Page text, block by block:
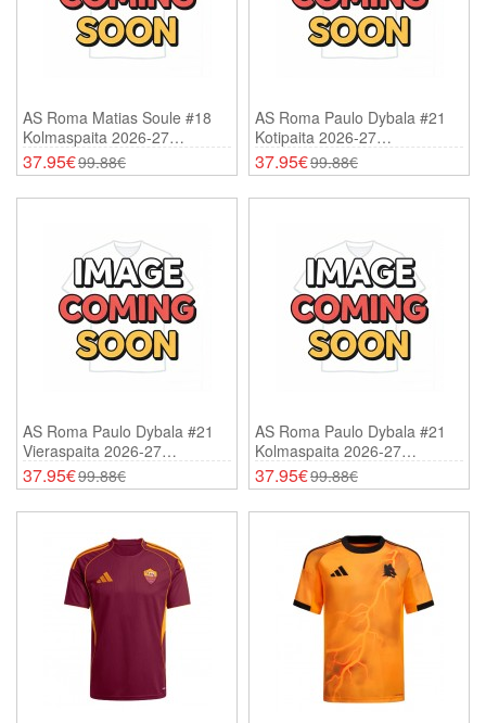
AS Roma Matias Soule #18
Kolmaspaita 2026-27
Lyhythihainen
37.95€99.88€
AS Roma Paulo Dybala #21
Kotipaita 2026-27
Lyhythihainen
37.95€99.88€
AS Roma Paulo Dybala #21
Vieraspaita 2026-27
Lyhythihainen
37.95€99.88€
AS Roma Paulo Dybala #21
Kolmaspaita 2026-27
Lyhythihainen
37.95€99.88€